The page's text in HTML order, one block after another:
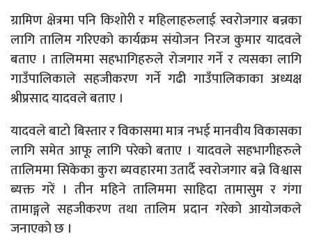
ग्रामिण क्षेत्रमा पनि किशोरी र महिलाहरुलाई स्वरोजगार बन्नका
लागि तालिम गरिएको कार्यक्रम संयोजन निरज कुमार यादवले
बताए । तालिममा सहभागिहरुले रोजगार गर्ने र त्यसका लागि
गाउँपालिकाले सहजीकरण गर्ने गढी गाउँपालिकाका अध्यक्ष
श्रीप्रसाद यादवले बताए ।
यादवले बाटो बिस्तार र विकासमा मात्र नभई मानवीय विकासका
लागि समेत आफू लागि परेको बताए । यादवले सहभागीहरुले
तालिममा सिकेका कुरा ब्यवहारमा उतार्दै स्वरोजगार बन्ने विश्वास
ब्यक्त गरें । तीन महिने तालिममा साहिदा तामासुम र गंगा
तामाङ्गले सहजीकरण तथा तालिम प्रदान गरेको आयोजकले
जनाएको छ ।